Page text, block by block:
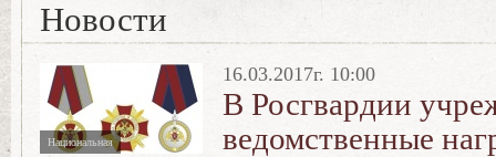
Новости
Национальная
16.03.2017г. 10:00
В Росгвардии
ведомственные